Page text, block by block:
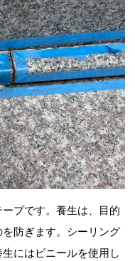
プです。養生は、目的
防ぎます。シーリング
にはビニールを使用し